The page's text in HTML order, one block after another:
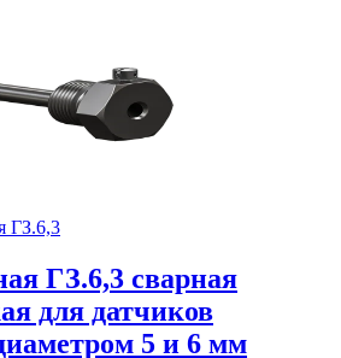
ГЗ.6,3
ГЗ.6,3 сварная
для датчиков
5 и 6 мм